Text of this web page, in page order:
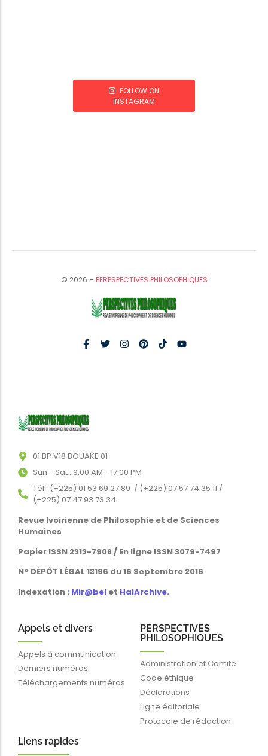
FOLLOW ON
INSTAGRAM
© 2026 –PERPSPECTIVES PHILOSOPHIQUES
01 BP V18 BOUAKE 01
Sun - Sat : 9:00 AM - 17:00 PM
Tél : (+225) 01 53 69 27 89 / (+225) 07 57 74 35 11 /
(+225) 07 47 93 73 34
Revue Ivoirienne de Philosophie et de Sciences
Humaines
Papier ISSN 2313-7908 / En ligne ISSN 3079-7497
N° DÉPÔT LÉGAL 13196 du 16 Septembre 2016
Indexation : Mir@bel et HalArchive.
Appels et divers
Appels à communication
Derniers numéros
Téléchargements numéros
PERSPECTIVES
PHILOSOPHIQUES
Administration et Comité
Code éthique
Déclarations
Ligne éditoriale
Protocole de rédaction
Liens rapides